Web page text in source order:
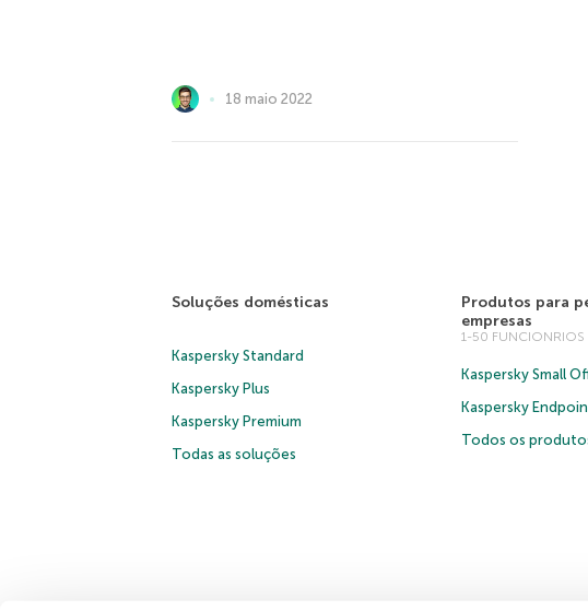
18 maio 2022
Soluções domésticas
Kaspersky Standard
Kaspersky Plus
Kaspersky Premium
Todas as soluções
Produtos para
empresas
1-50 FUNCIONRIOS
Kaspersky Small
Kaspersky
Todos os